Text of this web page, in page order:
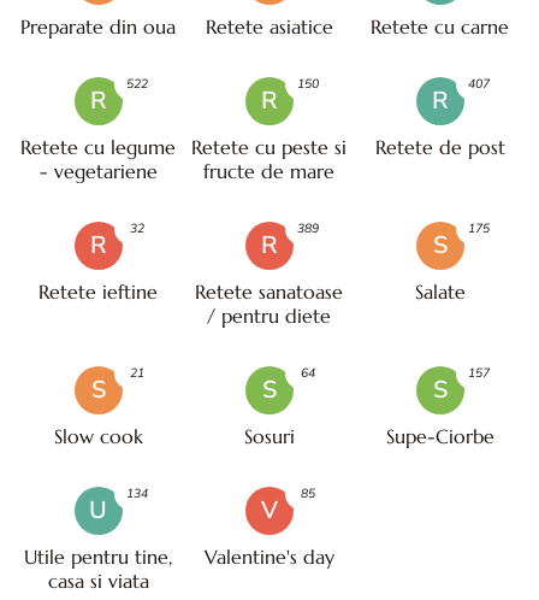
Preparate din oua Retete asiatice Retete cu carne
R
Retete cu legume
- vegetariene
522
R
Retete cu peste si
fructe de mare
150
R
Retete de post
407
R
Retete ieftine
32
R
Retete sanatoase
/ pentru diete
389
S
Salate
175
S
Slow cook
21
S
Sosuri
64
S
Supe-Ciorbe
157
U
Utile pentru tine,
casa si viata
134
V
Valentine's day
85